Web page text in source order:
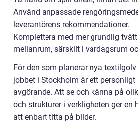
Använd anpassade
leverantörens rekommendationer.
Komplettera med mer grundlig
mellanrum, särskilt i vardagsrum
För den som planerar nya
jobbet i Stockholm är ett
avgörande. Att se och känna på
och strukturer i verkligheten ger en
att enbart titta på bilder.